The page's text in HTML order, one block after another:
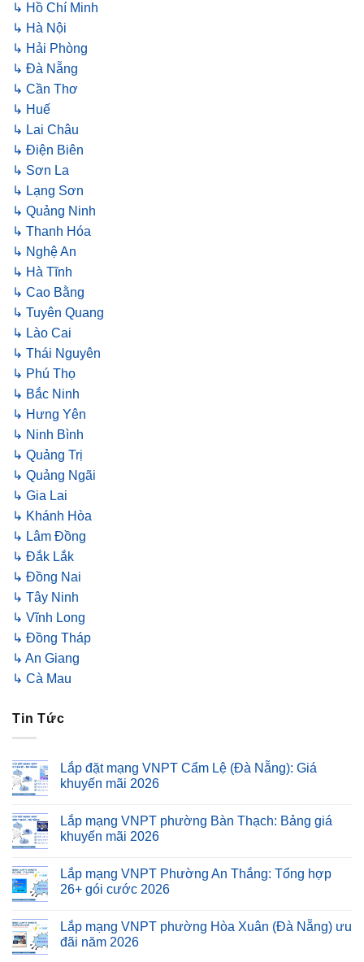
↳ Hồ Chí Minh
↳ Hà Nội
↳ Hải Phòng
↳ Đà Nẵng
↳ Cần Thơ
↳ Huế
↳ Lai Châu
↳ Điện Biên
↳ Sơn La
↳ Lạng Sơn
↳ Quảng Ninh
↳ Thanh Hóa
↳ Nghệ An
↳ Hà Tĩnh
↳ Cao Bằng
↳ Tuyên Quang
↳ Lào Cai
↳ Thái Nguyên
↳ Phú Thọ
↳ Bắc Ninh
↳ Hưng Yên
↳ Ninh Bình
↳ Quảng Trị
↳ Quảng Ngãi
↳ Gia Lai
↳ Khánh Hòa
↳ Lâm Đồng
↳ Đắk Lắk
↳ Đồng Nai
↳ Tây Ninh
↳ Vĩnh Long
↳ Đồng Tháp
↳ An Giang
↳ Cà Mau
Tin Tức
Lắp đặt mạng VNPT Cẩm Lệ (Đà Nẵng): Giá
khuyến mãi 2026
Lắp mạng VNPT phường Bàn Thạch: Bảng giá
khuyến mãi 2026
Lắp mạng VNPT Phường An Thắng: Tổng hợp
26+ gói cước 2026
Lắp mạng VNPT phường Hòa Xuân (Đà Nẵng) ưu
đãi năm 2026